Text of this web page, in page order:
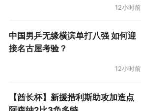
12小时前
中国男乒无缘横滨单打八强 如何迎
接名古屋考验？
12小时前
【酋长杯】新援措利斯助攻加造点